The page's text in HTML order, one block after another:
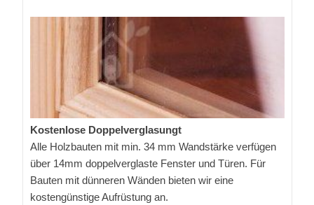
Kostenlose Doppelverglasungt
Alle Holzbauten mit min. 34 mm Wandstärke verfügen
über 14mm doppelverglaste Fenster und Türen. Für
Bauten mit dünneren Wänden bieten wir eine
kostengünstige Aufrüstung an.